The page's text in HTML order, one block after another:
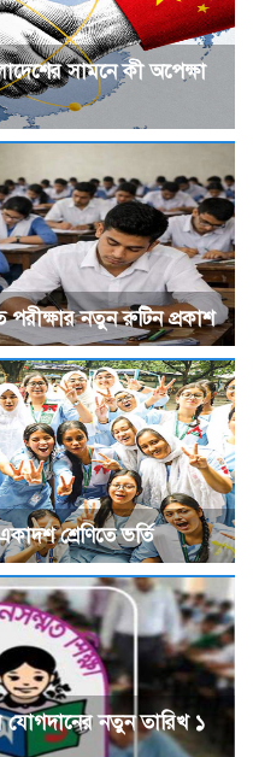
সামনে কী অপেক্ষা
পরীক্ষার নতুন রুটিন প্রকাশ
শ্রেণিতে ভর্তি
যোগদানের নতুন তারিখ ১